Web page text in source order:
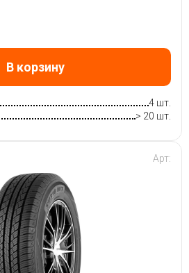
В корзину
4 шт.
> 20 шт.
Арт: